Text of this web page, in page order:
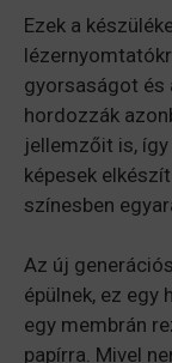
Ezek a
gyorsaságot és
hordozzák
jellemzőit is,
képesek
színesben
Az új
épülnek, ez egy
egy membrán
papírra. Mivel